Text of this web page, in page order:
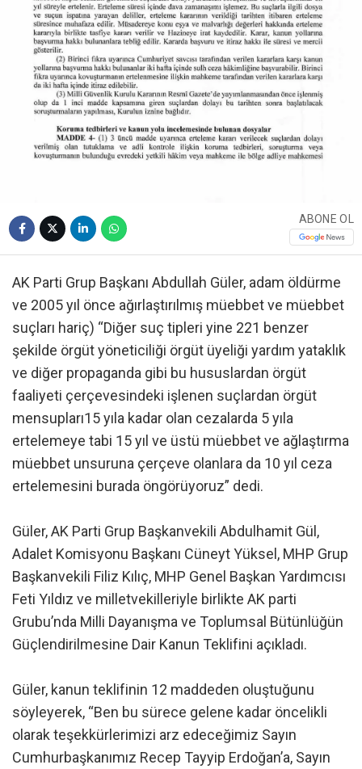
ABONE OL
AK Parti Grup Başkanı Abdullah Güler, adam öldürme
ve 2005 yıl önce ağırlaştırılmış müebbet ve müebbet
suçları hariç) “Diğer suç tipleri yine 221 benzer
şekilde örgüt yöneticiliği örgüt üyeliği yardım yataklık
ve diğer propaganda gibi bu hususlardan örgüt
faaliyeti çerçevesindeki işlenen suçlardan örgüt
mensupları15 yıla kadar olan cezalarda 5 yıla
ertelemeye tabi 15 yıl ve üstü müebbet ve ağlaştırma
müebbet unsuruna çerçeve olanlara da 10 yıl ceza
ertelemesini burada öngörüyoruz” dedi.
Güler, AK Parti Grup Başkanvekili Abdulhamit Gül,
Adalet Komisyonu Başkanı Cüneyt Yüksel, MHP Grup
Başkanvekili Filiz Kılıç, MHP Genel Başkan Yardımcısı
Feti Yıldız ve milletvekilleriyle birlikte AK parti
Grubu’nda Milli Dayanışma ve Toplumsal Bütünlüğün
Güçlendirilmesine Dair Kanun Teklifini açıkladı.
Güler, kanun teklifinin 12 maddeden oluştuğunu
söyleyerek, “Ben bu sürece gelene kadar öncelikli
olarak teşekkürlerimizi arz edeceğimiz Sayın
Cumhurbaşkanımız Recep Tayyip Erdoğan’a, Sayın